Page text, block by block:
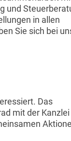
und
in allen
Sie sich bei
Das
mit der Kanzlei